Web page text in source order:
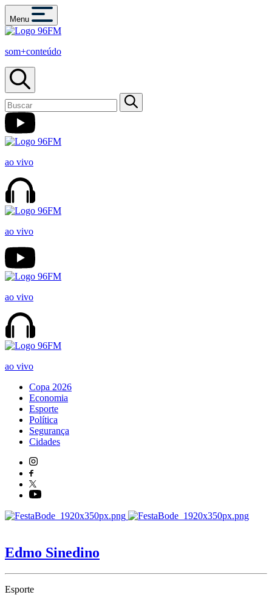
Menu
som+conteúdo
ao vivo
ao vivo
ao vivo
ao vivo
Copa 2026
Economia
Esporte
Política
Segurança
Cidades
Edmo Sinedino
Esporte